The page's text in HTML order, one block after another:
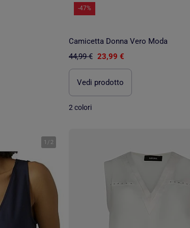
-47%
Camicetta Donna Vero Moda
44,99 € 23,99 €
Vedi prodotto
2 colori
1 / 2